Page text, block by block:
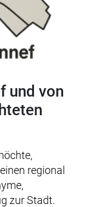
und von
regional
zur Stadt.